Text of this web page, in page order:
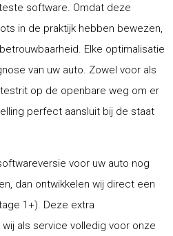
software. Omdat deze
in de praktijk hebben bewezen,
Elke optimalisatie
van uw auto. Zowel voor als
op de openbare weg om er
perfect aansluit bij de staat
voor uw auto nog
dan ontwikkelen wij direct een
1+). Deze extra
als service volledig voor onze